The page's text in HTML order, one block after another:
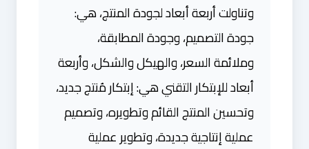
وتناولت أربعة أبعاد لجودة المنتج، هي:
جودة التصميم، وجودة المطابقة،
وملائمة السعر، والهيكل والشكل، وأربعة
أبعاد للإبتكار التقني هي: إبتكار مُنتج جديد،
وتحسين المنتج القائم وتطويره، وتصميم
عملية إنتاجية جديدة، وتطوير عملية